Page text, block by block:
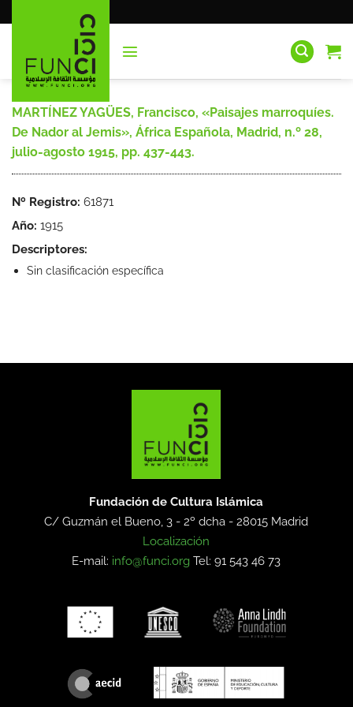
al
MARTÍNEZ YAGÜES, Francisco, «Paisajes marroquíes.
De Nador al Jemis», África Española, Madrid, n.º 28,
julio-agosto 1915, pp. 437-443.
Nº Registro: 61871
Año: 1915
Descriptores:
Sin clasificación específica
Fundación de Cultura Islámica
C/ Guzmán el Bueno, 3 - 2º dcha -28015 Madrid
Localización
E-mail: info@funci.org Tel: 91 543 46 73